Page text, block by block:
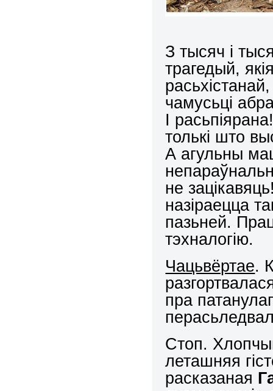
З тысяч і
трагедый,
чамусьці
І
толькі што
А агульны
не
назіраецца
пазьней.
тэхналогію.
Чацьвёртае.
пра
Стоп.
леташняя
расказаная